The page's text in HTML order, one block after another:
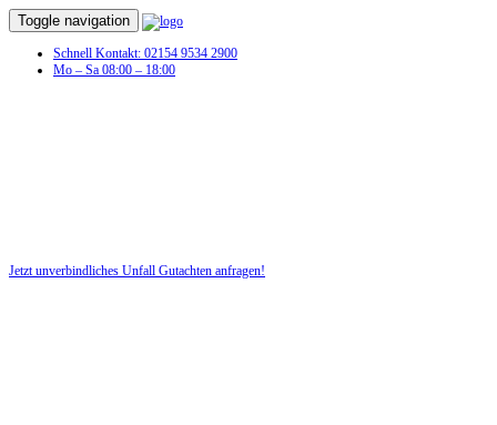
Toggle navigation
Schnell Kontakt: 02154 9534 2900
Mo – Sa 08:00 – 18:00
Jetzt unverbindliches Unfall Gutachten anfragen!